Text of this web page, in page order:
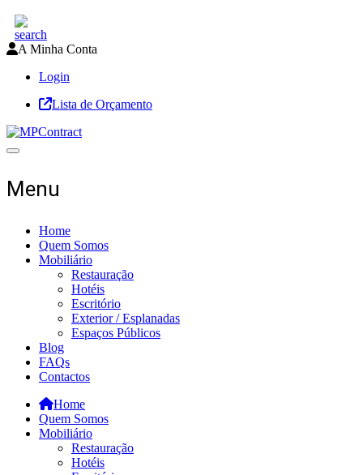
A Minha Conta
Login
Lista de Orçamento
Toggle navigation
Menu
Home
Quem Somos
Mobiliário
Restauração
Hotéis
Escritório
Exterior / Esplanadas
Espaços Públicos
Blog
FAQs
Contactos
Home
Quem Somos
Mobiliário
Restauração
Hotéis